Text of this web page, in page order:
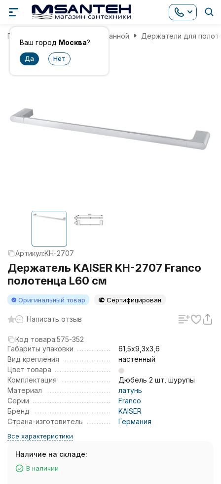
Ваш город Москва?
Главная Аксессуары для ванной Держатели для
Артикул:KH-2707
Держатель KAISER KH-2707 Franco
полотенца L60 см
Оригинальный товар Сертифицирован
Написать отзыв
Код товара:575-352
Габариты упаковки
61,5х9,3х3,6
Вид крепления
настенный
Цвет товара
Комплектация
Дюбель 2 шт, шурупы
Материал
латунь
Серии
Franco
Бренд
KAISER
Страна-изготовитель
Германия
Все характеристики
Наличие на складе:
В наличии